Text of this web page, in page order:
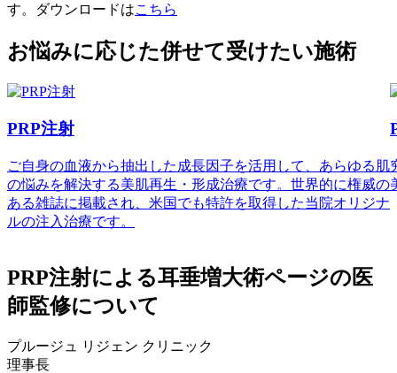
す。ダウンロードはこちら
お悩みに応じた併せて受けたい施術
PRP注射
ご自身の血液から抽出した成長因子を活用して、あらゆる肌
の悩みを解決する美肌再生・形成治療です。世界的に権威の
ある雑誌に掲載され、米国でも特許を取得した当院オリジナ
ルの注入治療です。
PRP注射による耳垂増大術ページの医
師監修について
プルージュ リジェン クリニック
理事長